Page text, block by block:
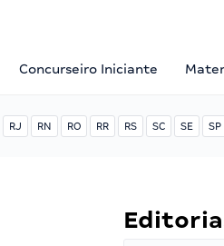
Concurseiro Iniciante
RJ RN RO RR RS SC SE SP